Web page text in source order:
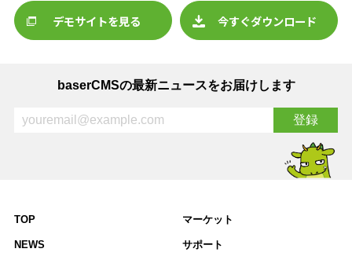
デモサイトを見る 今すぐダウンロード
baserCMSの最新ニュースをお届けします
TOP
NEWS
マーケット
サポート